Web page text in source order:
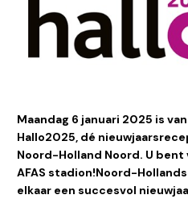
Maandag 6 januari 2025 is
Hallo2025, dé
Noord-Holland Noord. U
AFAS stadion!Noord-
elkaar een succesvol